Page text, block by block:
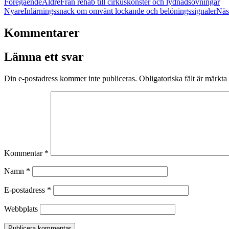
FöregåendeÄldreFrån rehab till cirkuskonster och lydnadsövningar
NyareInlärningssnack om omvänt lockande och belöningssignaler
Kommentarer
Lämna ett svar
Din e-postadress kommer inte publiceras. Obligatoriska fält är märkta
Kommentar *
Namn *
E-postadress *
Webbplats